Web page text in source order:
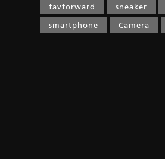
favforward sneaker
smartphone
Camera